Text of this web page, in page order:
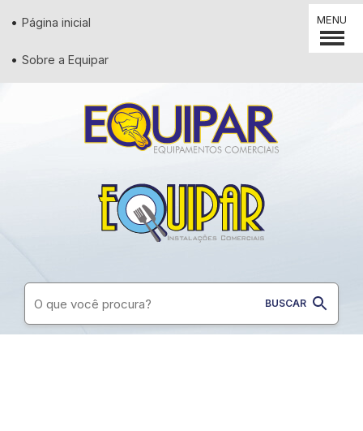
MENU
Padaria
Restaurantes
Lanchonetes
Açougues
Pizzaria
Página inicial
Sobre a Equipar